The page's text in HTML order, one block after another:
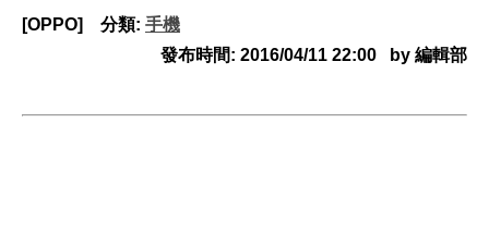
[OPPO] 分類: 手機
發布時間: 2016/04/11 22:00 by 編輯部